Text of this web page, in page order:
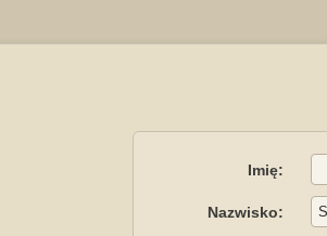
Imię:
Nazwisko: